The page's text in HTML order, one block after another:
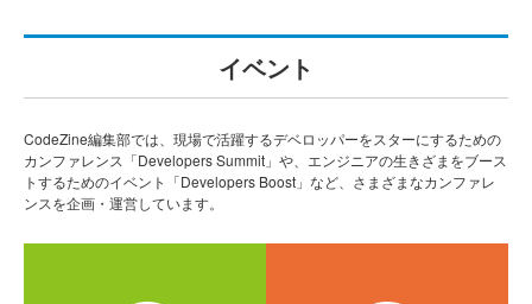
イベント
CodeZine編集部では、現場で活躍するデベロッパーをスターにするための
カンファレンス「Developers Summit」や、エンジニアの生きざまをブース
トするためのイベント「Developers Boost」など、さまざまなカンファレ
ンスを企画・運営しています。